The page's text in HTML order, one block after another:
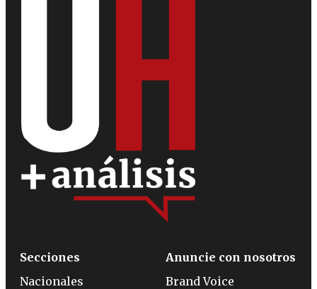
Secciones
Nacionales
Anuncie con nosotros
Brand Voice